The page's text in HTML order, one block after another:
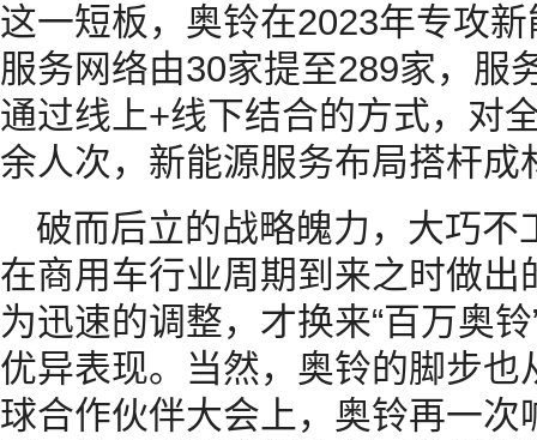
这一短板，奥铃在2023年专攻
服务网络由30家提至289家，服
通过线上+线下结合的方式，对
余人次，新能源服务布局搭杆成
破而后立的战略魄力，大巧
在商用车行业周期到来之时做
为迅速的调整，才换来“百万奥
优异表现。当然，奥铃的脚步
球合作伙伴大会上，奥铃再一次